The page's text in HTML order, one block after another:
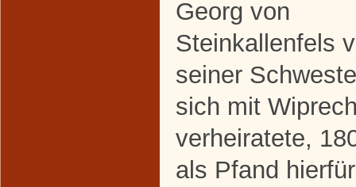
Georg von
Steinkallenfels
seiner
sich mit
verheiratete,
als Pfand